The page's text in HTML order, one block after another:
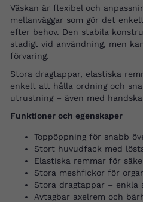
Väskan är flexibel och
mellanväggar som gör det
efter behov. Den stabila
stadigt vid användning, men
förvaring.
Stora dragtappar, elastiska
enkelt att hålla ordning och
utrustning – även med
Funktioner och egenskaper
Toppöppning för snabb
Stort huvudfack med
Elastiska remmar för
Stora meshfickor för
Stora dragtappar – enkla
Avtagbar axelrem och